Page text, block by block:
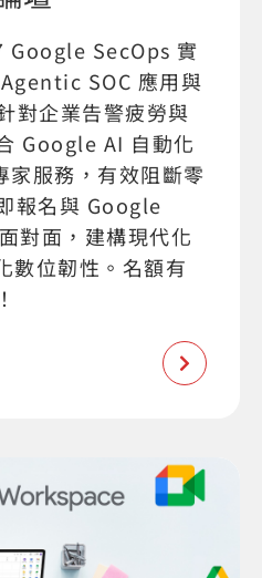
Google SecOps 實
SOC 應用與
對企業告警疲勞與
Google AI 自動化
服務，有效阻斷零
報名與 Google
對面，建構現代化
數位韌性。名額有